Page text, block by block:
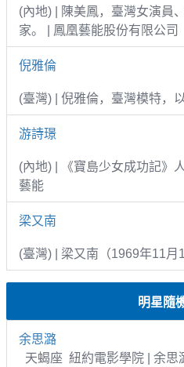
(內地) | 陳美鳳，臺灣女演員
家。 | 鳳凰藝能股份有限公司
倪雅倫
(臺灣) | 倪雅倫，臺灣模特，
游詩璟
(內地) | 《寶島少女成功記》
藝能
梁又南
(臺灣) | 梁又南（1969年11月
明星隨
余思潞
天蝎座 紐約電影學院 | 余思